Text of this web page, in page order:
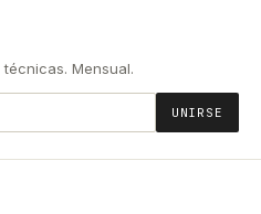
Mensual.
UNIRSE